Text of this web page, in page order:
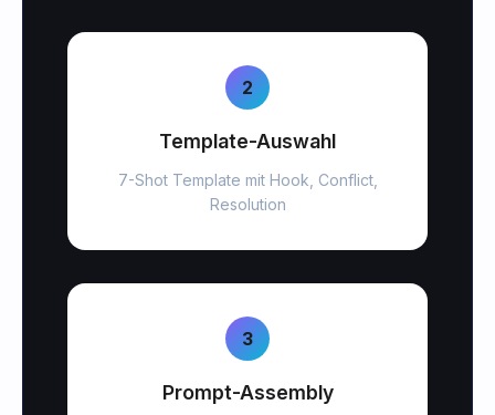
2
Template-Auswahl
7-Shot Template mit Hook, Conflict,
Resolution
3
Prompt-Assembly